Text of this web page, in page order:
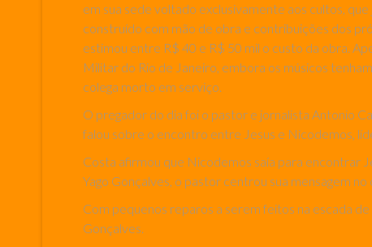
em sua sede voltado exclusivamente aos cultos,
construído com mão de obra e contribuições dos
estimou entre R$ 40 e R$ 50 mil o custo da obra.
Militar do Rio de Janeiro, embora os músicos
colega morto em serviço.
O pregador do dia foi o pastor e jornalista Antonio
falou sobre o encontro entre Jesus e Nicodemos,
Costa afirmou que Nicodemos saía para encontrar
Yago Gonçalves, o pastor centrou sua mensagem
Com pequenos reparos a serem feitos na escada
Gonçalves.